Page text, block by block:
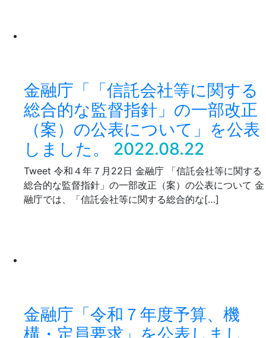
金融庁「「信託会社等に関する
総合的な監督指針」の一部改正
（案）の公表について」を公表
しました。
2022.08.22
Tweet 令和４年７月22日 金融庁 「信託会社等に関する
総合的な監督指針」の一部改正（案）の公表について 金
融庁では、「信託会社等に関する総合的な[…]
金融庁「令和７年度予算、機